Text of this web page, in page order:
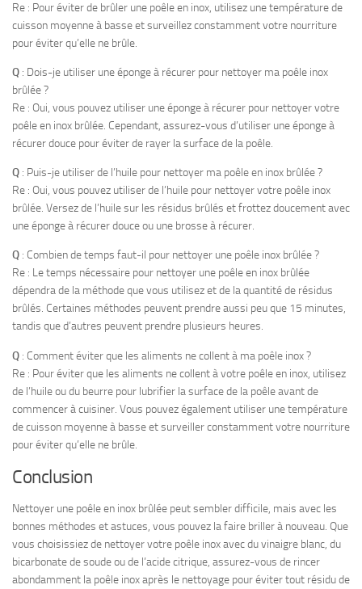
Re : Pour éviter de brûler une poêle en inox, utilisez une température de
cuisson moyenne à basse et surveillez constamment votre nourriture
pour éviter qu’elle ne brûle.
Q : Dois-je utiliser une éponge à récurer pour nettoyer ma poêle inox
brûlée ?
Re : Oui, vous pouvez utiliser une éponge à récurer pour nettoyer votre
poêle en inox brûlée. Cependant, assurez-vous d’utiliser une éponge à
récurer douce pour éviter de rayer la surface de la poêle.
Q : Puis-je utiliser de l’huile pour nettoyer ma poêle en inox brûlée ?
Re : Oui, vous pouvez utiliser de l’huile pour nettoyer votre poêle inox
brûlée. Versez de l’huile sur les résidus brûlés et frottez doucement avec
une éponge à récurer douce ou une brosse à récurer.
Q : Combien de temps faut-il pour nettoyer une poêle inox brûlée ?
Re : Le temps nécessaire pour nettoyer une poêle en inox brûlée
dépendra de la méthode que vous utilisez et de la quantité de résidus
brûlés. Certaines méthodes peuvent prendre aussi peu que 15 minutes,
tandis que d’autres peuvent prendre plusieurs heures.
Q : Comment éviter que les aliments ne collent à ma poêle inox ?
Re : Pour éviter que les aliments ne collent à votre poêle en inox, utilisez
de l’huile ou du beurre pour lubrifier la surface de la poêle avant de
commencer à cuisiner. Vous pouvez également utiliser une température
de cuisson moyenne à basse et surveiller constamment votre nourriture
pour éviter qu’elle ne brûle.
Conclusion
Nettoyer une poêle en inox brûlée peut sembler difficile, mais avec les
bonnes méthodes et astuces, vous pouvez la faire briller à nouveau. Que
vous choisissiez de nettoyer votre poêle inox avec du vinaigre blanc, du
bicarbonate de soude ou de l’acide citrique, assurez-vous de rincer
abondamment la poêle inox après le nettoyage pour éviter tout résidu de